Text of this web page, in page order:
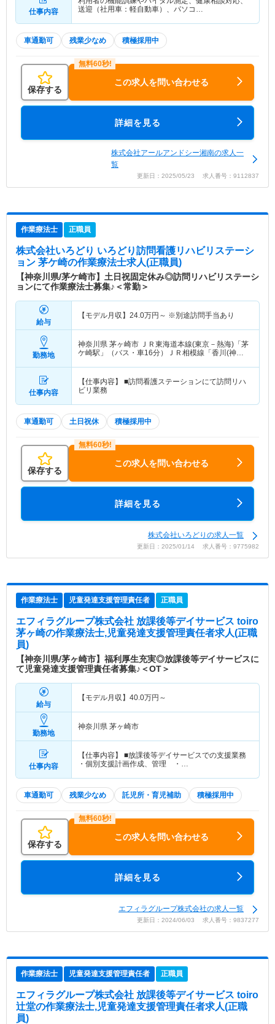
仕事内容
送迎（社用車：軽自動車）、パソコ…
車通勤可 残業少なめ 積極採用中
保存する
この求人を問い合わせる
詳細を見る
株式会社アールアンドシー湘南の求人一
覧
更新日：2025/05/23 求人番号：9112837
作業療法士 正職員
株式会社いろどり いろどり訪問看護リハビリステーシ
ョン 茅ケ崎の作業療法士求人(正職員)
【神奈川県/茅ケ崎市】土日祝固定休み◎訪問リハビリステーシ
ョンにて作業療法士募集♪＜常勤＞
給与
【モデル月収】 24.0万円～ ※別途訪問手当あり
勤務地
神奈川県 茅ヶ崎市 ＪＲ東海道本線(東京－熱海)「茅
ケ崎駅」（バス・車16分）ＪＲ相模線「香川(神奈
仕事内容
【仕事内容】 ■訪問看護ステーションにて訪問リハ
ビリ業務
車通勤可 土日祝休 積極採用中
保存する
この求人を問い合わせる
詳細を見る
株式会社いろどりの求人一覧
更新日：2025/01/14 求人番号：9775982
作業療法士 児童発達支援管理責任者 正職員
エフィラグループ株式会社 放課後等デイサービス toiro
茅ヶ崎の作業療法士,児童発達支援管理責任者求人(正職
員)
【神奈川県/茅ヶ崎市】福利厚生充実◎放課後等デイサービスに
て児童発達支援管理責任者募集♪＜OT＞
給与
【モデル月収】 40.0万円～
勤務地
神奈川県 茅ヶ崎市
仕事内容
【仕事内容】 ■放課後等デイサービスでの支援業務
・個別支援計画作成、管理 ・…
車通勤可 残業少なめ 託児所・育児補助 積極採用中
保存する
この求人を問い合わせる
詳細を見る
エフィラグループ株式会社の求人一覧
更新日：2024/06/03 求人番号：9837277
作業療法士 児童発達支援管理責任者 正職員
エフィラグループ株式会社 放課後等デイサービス toiro
辻堂の作業療法士,児童発達支援管理責任者求人(正職
員)